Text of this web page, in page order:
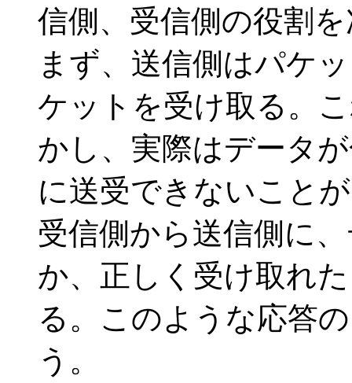
信側、受信側の役割
まず、送信側はパケ
ケットを受け取る。
かし、実際はデータ
に送受できないこと
受信側から送信側に
か、正しく受け取れ
る。このような応答
う。